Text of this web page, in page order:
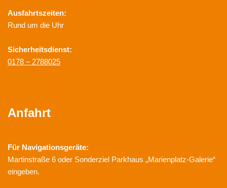
Ausfahrtszeiten:
Rund um die Uhr
Sicherheitsdienst:
0178 – 2788025
Anfahrt
Für Navigationsgeräte:
Martinstraße 6 oder Sonderziel Parkhaus „Marienplatz-Galerie“
eingeben.